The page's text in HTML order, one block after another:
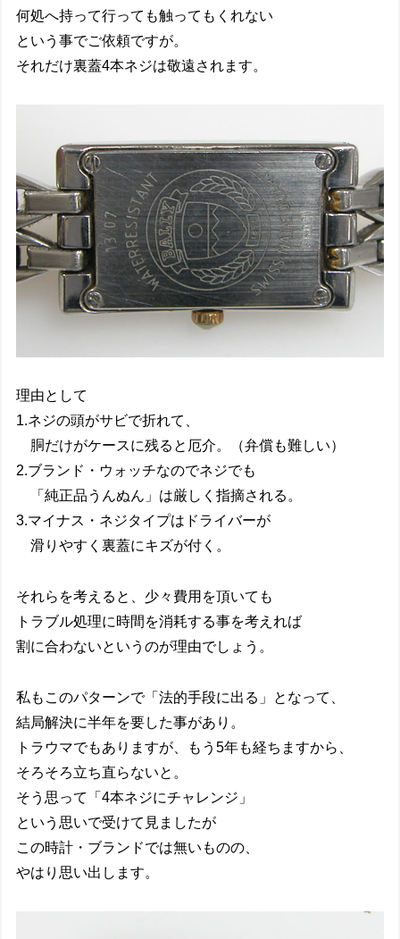
何処へ持って行っても触ってもくれない
という事でご依頼ですが。
それだけ裏蓋4本ネジは敬遠されます。
理由として
1.ネジの頭がサビで折れて、
胴だけがケースに残ると厄介。（弁償も難しい）
2.ブランド・ウォッチなのでネジでも
「純正品うんぬん」は厳しく指摘される。
3.マイナス・ネジタイプはドライバーが
滑りやすく裏蓋にキズが付く。
それらを考えると、少々費用を頂いても
トラブル処理に時間を消耗する事を考えれば
割に合わないというのが理由でしょう。
私もこのパターンで「法的手段に出る」となって、
結局解決に半年を要した事があり。
トラウマでもありますが、もう5年も経ちますから、
そろそろ立ち直らないと。
そう思って「4本ネジにチャレンジ」
という思いで受けて見ましたが
この時計・ブランドでは無いものの、
やはり思い出します。